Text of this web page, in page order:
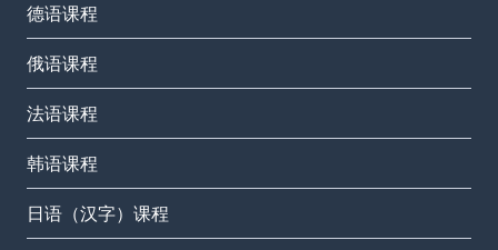
德语课程
俄语课程
法语课程
韩语课程
日语（汉字）课程